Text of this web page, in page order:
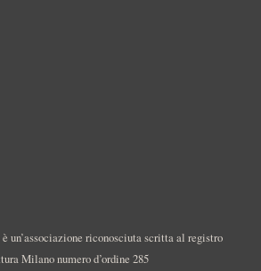
un’associazione riconosciuta scritta al registro
Milano numero d’ordine 285